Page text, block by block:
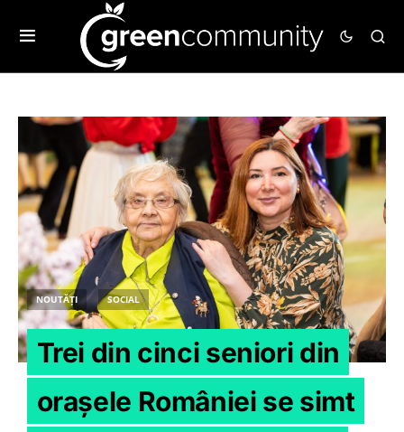
NOUTĂȚI SOCIAL
Trei din cinci seniori din
orașele României se simt